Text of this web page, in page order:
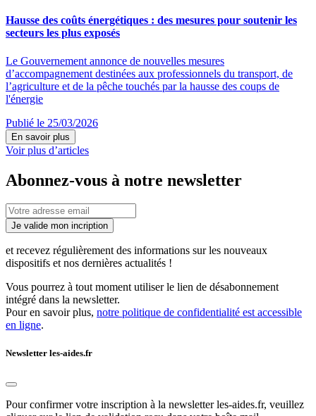
Hausse des coûts énergétiques : des mesures pour soutenir les
secteurs les plus exposés
Le Gouvernement annonce de nouvelles mesures
d’accompagnement destinées aux professionnels du transport, de
l’agriculture et de la pêche touchés par la hausse des coups de
l'énergie
Publié le 25/03/2026
En savoir plus
Voir plus d’articles
Abonnez-vous à notre newsletter
Je valide mon incription
et recevez régulièrement des informations sur les nouveaux
dispositifs et nos dernières actualités !
Vous pourrez à tout moment utiliser le lien de désabonnement
intégré dans la newsletter.
Pour en savoir plus, notre politique de confidentialité est accessible
en ligne.
Newsletter les-aides.fr
Pour confirmer votre inscription à la newsletter les-aides.fr, veuillez